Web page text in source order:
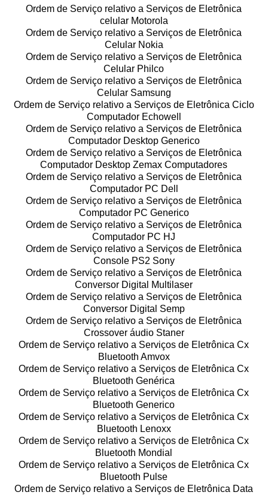
Ordem de Serviço relativo a Serviços de Eletrônica
celular Motorola
Ordem de Serviço relativo a Serviços de Eletrônica
Celular Nokia
Ordem de Serviço relativo a Serviços de Eletrônica
Celular Philco
Ordem de Serviço relativo a Serviços de Eletrônica
Celular Samsung
Ordem de Serviço relativo a Serviços de Eletrônica Ciclo
Computador Echowell
Ordem de Serviço relativo a Serviços de Eletrônica
Computador Desktop Generico
Ordem de Serviço relativo a Serviços de Eletrônica
Computador Desktop Zemax Computadores
Ordem de Serviço relativo a Serviços de Eletrônica
Computador PC Dell
Ordem de Serviço relativo a Serviços de Eletrônica
Computador PC Generico
Ordem de Serviço relativo a Serviços de Eletrônica
Computador PC HJ
Ordem de Serviço relativo a Serviços de Eletrônica
Console PS2 Sony
Ordem de Serviço relativo a Serviços de Eletrônica
Conversor Digital Multilaser
Ordem de Serviço relativo a Serviços de Eletrônica
Conversor Digital Semp
Ordem de Serviço relativo a Serviços de Eletrônica
Crossover áudio Staner
Ordem de Serviço relativo a Serviços de Eletrônica Cx
Bluetooth Amvox
Ordem de Serviço relativo a Serviços de Eletrônica Cx
Bluetooth Genérica
Ordem de Serviço relativo a Serviços de Eletrônica Cx
Bluetooth Generico
Ordem de Serviço relativo a Serviços de Eletrônica Cx
Bluetooth Lenoxx
Ordem de Serviço relativo a Serviços de Eletrônica Cx
Bluetooth Mondial
Ordem de Serviço relativo a Serviços de Eletrônica Cx
Bluetooth Pulse
Ordem de Serviço relativo a Serviços de Eletrônica Data